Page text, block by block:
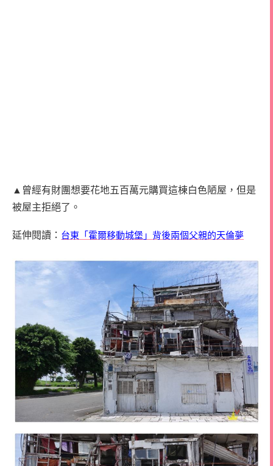
▲曾經有財團想要花地五百萬元購買這棟白色陋屋，但是
被屋主拒絕了。
延伸閱讀： 台東「霍爾移動城堡」背後兩個父親的天倫夢